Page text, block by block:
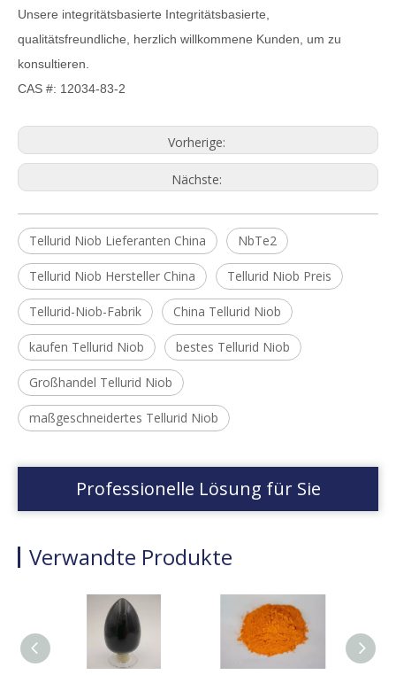
Unsere integritätsbasierte Integritätsbasierte,
qualitätsfreundliche, herzlich willkommene Kunden, um zu
konsultieren.
CAS #: 12034-83-2
Vorherige:
Nächste:
Tellurid Niob Lieferanten China NbTe2
Tellurid Niob Hersteller China Tellurid Niob Preis
Tellurid-Niob-Fabrik China Tellurid Niob
kaufen Tellurid Niob bestes Tellurid Niob
Großhandel Tellurid Niob
maßgeschneidertes Tellurid Niob
Professionelle Lösung für Sie
Verwandte Produkte